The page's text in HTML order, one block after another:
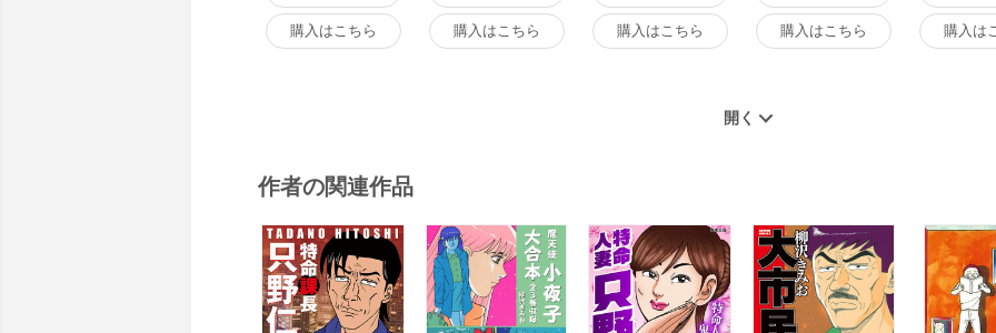
購入はこちら 購入はこちら 購入はこちら 購入はこちら 購入は
作者の関連作品